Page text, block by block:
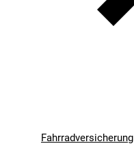
Fahrradversicherung